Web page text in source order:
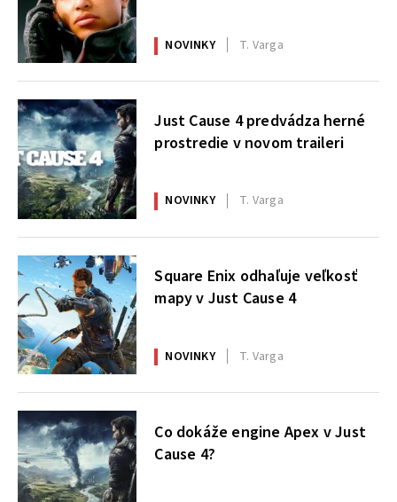
NOVINKY T. Varga
Just Cause 4 predvádza herné
prostredie v novom traileri
NOVINKY T. Varga
Square Enix odhaľuje veľkosť
mapy v Just Cause 4
NOVINKY T. Varga
Co dokáže engine Apex v Just
Cause 4?